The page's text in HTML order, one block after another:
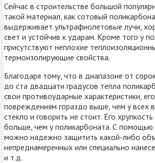
Сейчас в строительстве большой
такой материал, как сотовый
выдерживает ультрафиолетовые лучи,
свет и устойчив к ударам. Кроме того у
присутствуют неплохие
термоизолирующие свойства.
Благодаря тому, что в диапазоне от
до ста двадцати градусов тепла
свои противоударные характеристики,
повреждениям гораздо выше, чем у всех
стекло и говорить не стоит. Его
больше, чем у поликарбоната. С помощью
можно надежно защитить какой-либо
непреднамеренных или специально
и т.д.